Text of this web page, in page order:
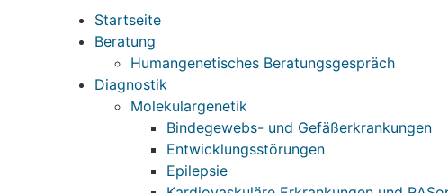
Startseite
Beratung
Humangenetisches Beratungsgespräch
Diagnostik
Molekulargenetik
Bindegewebs- und Gefäßerkrankungen
Entwicklungsstörungen
Epilepsie